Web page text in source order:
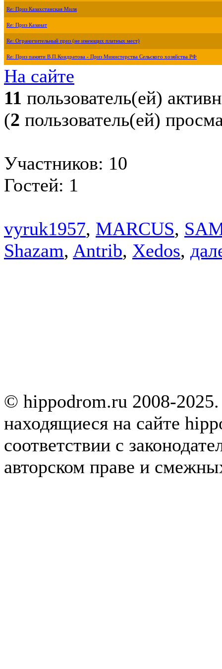
Re: Приз Казахстанская Миля
Re: Приз Казанат
Re: Ограничительный приз (не имеющих платных мест)
Re: Приз памяти В.П.Кондратова - Приз Министерства Сельского хозяйства РФ
На сайте
11 пользователь(ей)
(2 пользователь(ей)
Участников: 10
Гостей: 1
vyruk1957, MARCUS,
Shazam, Antrib, Xedos,
© hippodrom.ru 2008-
находящиеся на сайте
соответствии с
авторском праве и